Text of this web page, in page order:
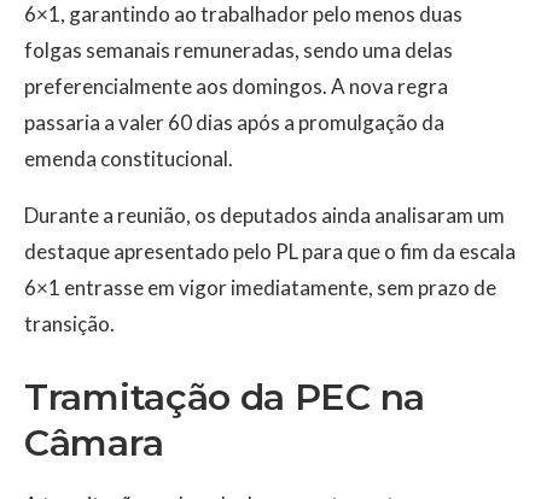
6×1, garantindo ao trabalhador pelo menos duas
folgas semanais remuneradas, sendo uma delas
preferencialmente aos domingos. A nova regra
passaria a valer 60 dias após a promulgação da
emenda constitucional.
Durante a reunião, os deputados ainda analisaram um
destaque apresentado pelo PL para que o fim da escala
6×1 entrasse em vigor imediatamente, sem prazo de
transição.
Tramitação da PEC na
Câmara